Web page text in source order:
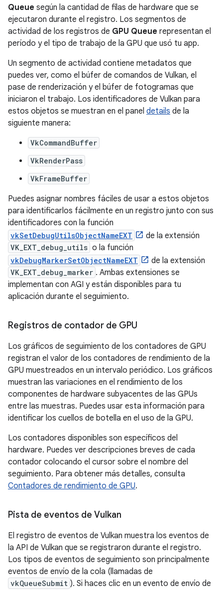
Queue según la cantidad de filas de hardware que se
ejecutaron durante el registro. Los segmentos de
actividad de los registros de GPU Queue representan el
período y el tipo de trabajo de la GPU que usó tu app.
Un segmento de actividad contiene metadatos que
puedes ver, como el búfer de comandos de Vulkan, el
pase de renderización y el búfer de fotogramas que
iniciaron el trabajo. Los identificadores de Vulkan para
estos objetos se muestran en el panel details de la
siguiente manera:
VkCommandBuffer
VkRenderPass
VkFrameBuffer
Puedes asignar nombres fáciles de usar a estos objetos
para identificarlos fácilmente en un registro junto con sus
identificadores con la función
vkSetDebugUtilsObjectNameEXT de la extensión
VK_EXT_debug_utils o la función
vkDebugMarkerSetObjectNameEXT de la extensión
VK_EXT_debug_marker . Ambas extensiones se
implementan con AGI y están disponibles para tu
aplicación durante el seguimiento.
Registros de contador de GPU
Los gráficos de seguimiento de los contadores de GPU
registran el valor de los contadores de rendimiento de la
GPU muestreados en un intervalo periódico. Los gráficos
muestran las variaciones en el rendimiento de los
componentes de hardware subyacentes de las GPUs
entre las muestras. Puedes usar esta información para
identificar los cuellos de botella en el uso de la GPU.
Los contadores disponibles son específicos del
hardware. Puedes ver descripciones breves de cada
contador colocando el cursor sobre el nombre del
seguimiento. Para obtener más detalles, consulta
Contadores de rendimiento de GPU.
Pista de eventos de Vulkan
El registro de eventos de Vulkan muestra los eventos de
la API de Vulkan que se registraron durante el registro.
Los tipos de eventos de seguimiento son principalmente
eventos de envío de la cola (llamadas de
vkQueueSubmit ). Si haces clic en un evento de envío de